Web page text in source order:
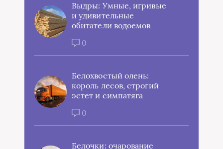
Выдры: Умные, игривые
и удивительные
обитатели водоемов
0
Белохвостый олень:
король лесов, строгий
эстет и симпатяга
0
Белочки: очарование